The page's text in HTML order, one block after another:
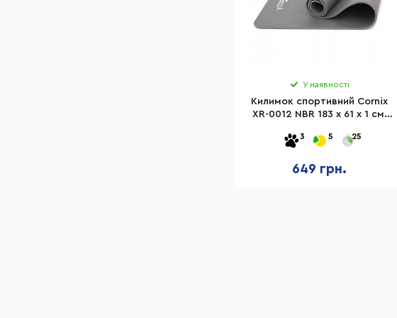
У наявності
Килимок спортивний Cornix
XR-0012 NBR 183 x 61 x 1 см,
3 5 25
649 грн.